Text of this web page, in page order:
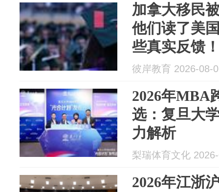
加拿大移民
他们读了美
些真实反馈
彼岸教育 2026-08-
2026年MBA
选：复旦大
力解析
梨瑞体育文化
2026年江浙